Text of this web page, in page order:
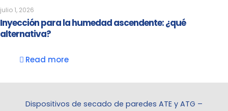
julio 1, 2026
Inyección para la humedad ascendente: ¿qué
alternativa?
Read more
Dispositivos de secado de paredes ATE y ATG –